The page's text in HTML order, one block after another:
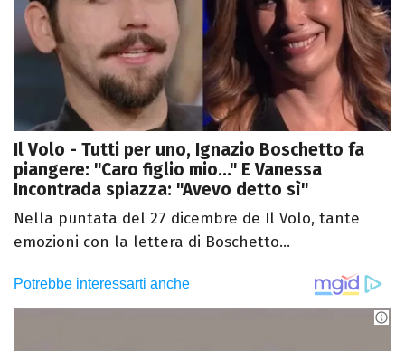
Il Volo - Tutti per uno, Ignazio Boschetto fa
piangere: "Caro figlio mio..." E Vanessa
Incontrada spiazza: "Avevo detto sì"
Nella puntata del 27 dicembre de Il Volo, tante
emozioni con la lettera di Boschetto...